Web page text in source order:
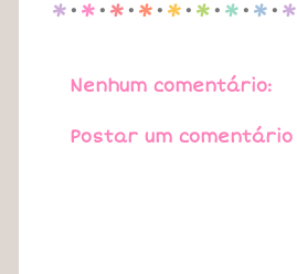
p . p . p . p . p . p . p . p . p
Nenhum comentário:
Postar um comentário